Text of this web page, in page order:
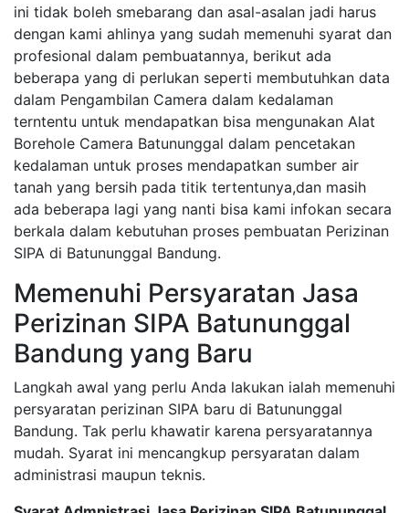
ini tidak boleh smebarang dan asal-asalan jadi harus
dengan kami ahlinya yang sudah memenuhi syarat dan
profesional dalam pembuatannya, berikut ada
beberapa yang di perlukan seperti membutuhkan data
dalam Pengambilan Camera dalam kedalaman
terntentu untuk mendapatkan bisa mengunakan Alat
Borehole Camera Batununggal dalam pencetakan
kedalaman untuk proses mendapatkan sumber air
tanah yang bersih pada titik tertentunya,dan masih
ada beberapa lagi yang nanti bisa kami infokan secara
berkala dalam kebutuhan proses pembuatan Perizinan
SIPA di Batununggal Bandung.
Memenuhi Persyaratan Jasa
Perizinan SIPA Batununggal
Bandung yang Baru
Langkah awal yang perlu Anda lakukan ialah memenuhi
persyaratan perizinan SIPA baru di Batununggal
Bandung. Tak perlu khawatir karena persyaratannya
mudah. Syarat ini mencangkup persyaratan dalam
administrasi maupun teknis.